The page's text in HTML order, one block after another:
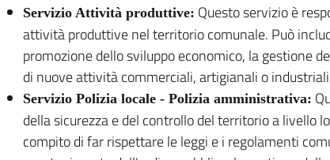
Servizio Attività produttive: Questo servizio è
attività produttive nel territorio comunale. Può
promozione dello sviluppo economico, la gestione
di nuove attività commerciali, artigianali o
Servizio Polizia locale - Polizia amministrativa:
della sicurezza e del controllo del territorio a livello
compito di far rispettare le leggi e i regolamenti